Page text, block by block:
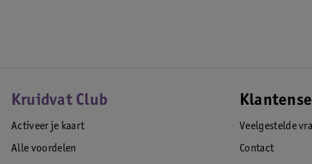
Kruidvat Club
Activeer je kaart
Alle voordelen
Veelgestelde
Contact